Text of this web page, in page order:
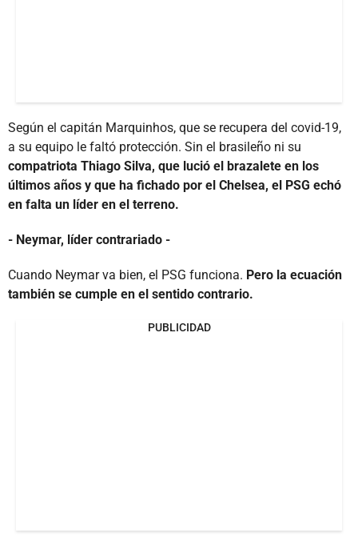
Según el capitán Marquinhos, que se recupera del covid-19,
a su equipo le faltó protección. Sin el brasileño ni su
compatriota Thiago Silva, que lució el brazalete en los
últimos años y que ha fichado por el Chelsea, el PSG echó
en falta un líder en el terreno.
- Neymar, líder contrariado -
Cuando Neymar va bien, el PSG funciona. Pero la ecuación
también se cumple en el sentido contrario.
PUBLICIDAD